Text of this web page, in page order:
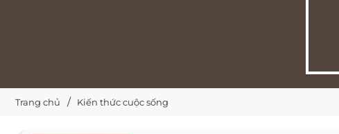
Trang chủ Kiến thức cuộc sống